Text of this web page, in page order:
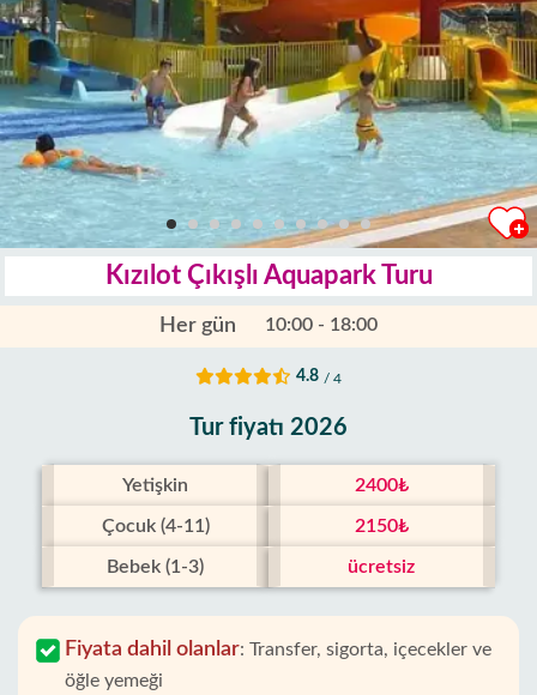
Kızılot Çıkışlı Aquapark Turu
Her gün 10:00 - 18:00
4.8 / 4
Tur fiyatı 2026
Yetişkin 2400₺
Çocuk (4-11) 2150₺
Bebek (1-3) ücretsiz
Fiyata dahil olanlar: Transfer, sigorta, içecekler ve
öğle yemeği